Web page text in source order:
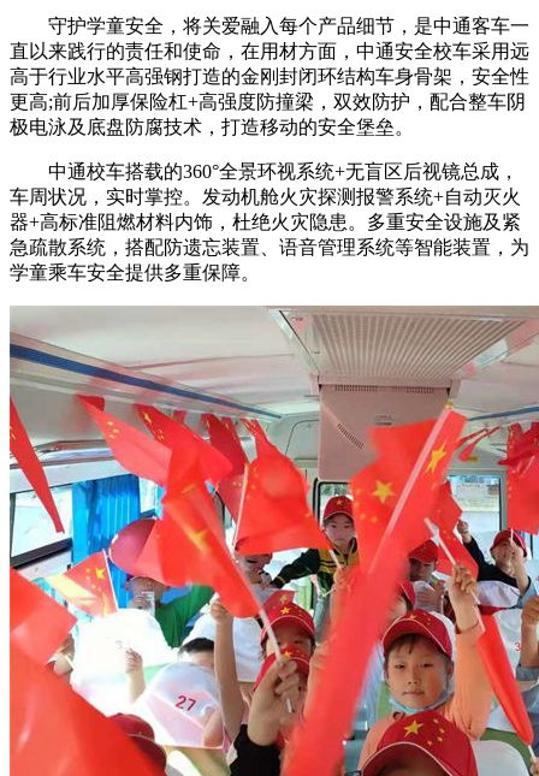
守护学童安全，将关爱融入每个产品细节，是中通客车一
直以来践行的责任和使命，在用材方面，中通安全校车采用远
高于行业水平高强钢打造的金刚封闭环结构车身骨架，安全性
更高;前后加厚保险杠+高强度防撞梁，双效防护，配合整车阴
极电泳及底盘防腐技术，打造移动的安全堡垒。
中通校车搭载的360°全景环视系统+无盲区后视镜总成，
车周状况，实时掌控。发动机舱火灾探测报警系统+自动灭火
器+高标准阻燃材料内饰，杜绝火灾隐患。多重安全设施及紧
急疏散系统，搭配防遗忘装置、语音管理系统等智能装置，为
学童乘车安全提供多重保障。